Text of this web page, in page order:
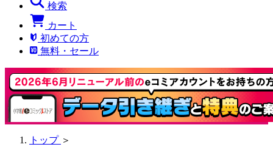
検索
カート
初めての方
無料・セール
トップ ＞